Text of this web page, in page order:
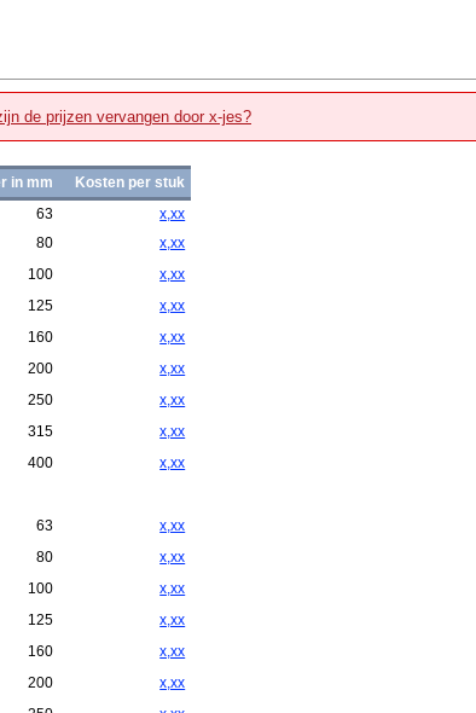
de prijzen vervangen door x-jes?
in mm
Kosten per stuk
63
x,xx
80
x,xx
100
x,xx
125
x,xx
160
x,xx
200
x,xx
250
x,xx
315
x,xx
400
x,xx
63
x,xx
80
x,xx
100
x,xx
125
x,xx
160
x,xx
200
x,xx